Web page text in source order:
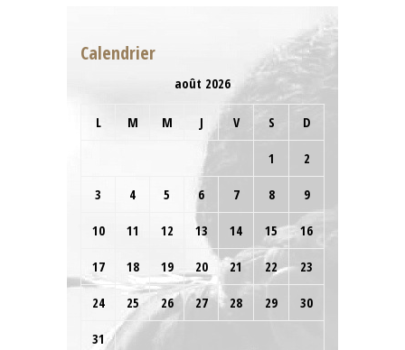
Calendrier
août 2026
L M M J V S D
1 2
3 4 5 6 7 8 9
10 11 12 13 14 15 16
17 18 19 20 21 22 23
24 25 26 27 28 29 30
31